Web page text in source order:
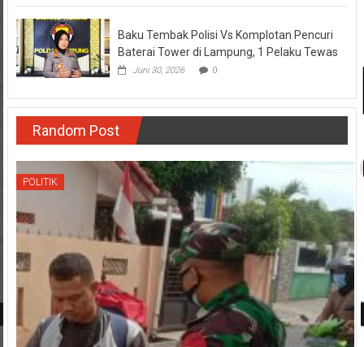
Baku Tembak Polisi Vs Komplotan Pencuri
Baterai Tower di Lampung, 1 Pelaku Tewas
Juni 30, 2026 0
Random Post
POLITIK